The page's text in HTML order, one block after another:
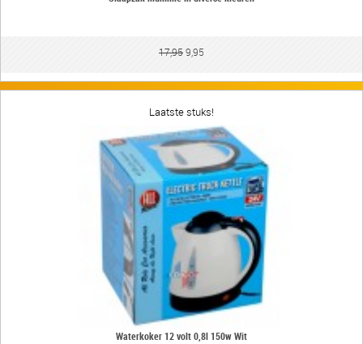
17,959,95
Laatste stuks!
Waterkoker 12 volt 0,8l 150w Wit